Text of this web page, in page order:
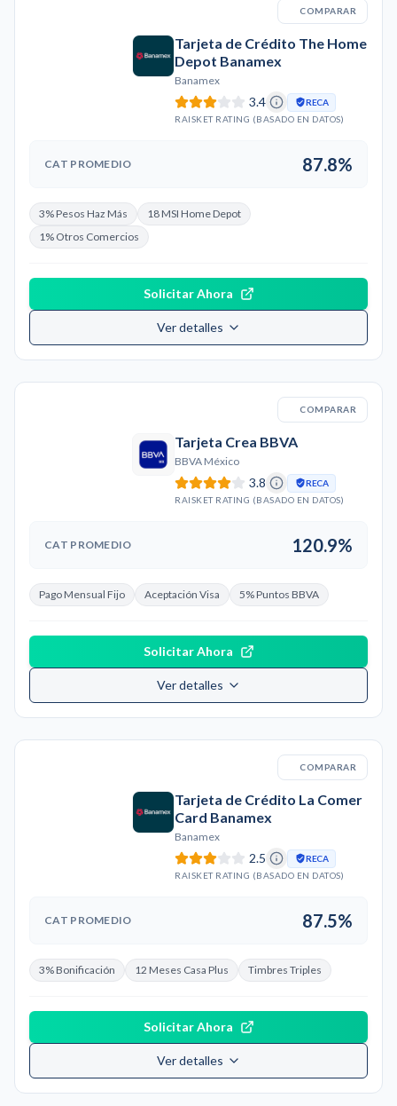
COMPARAR
Tarjeta de Crédito The Home
Depot Banamex
Banamex
3.4
RECA
RAISKET RATING (BASADO EN DATOS)
CAT PROMEDIO 87.8%
3% Pesos Haz Más
18 MSI Home Depot
1% Otros Comercios
Solicitar Ahora
Ver detalles
COMPARAR
Tarjeta Crea BBVA
BBVA México
3.8
RECA
RAISKET RATING (BASADO EN DATOS)
CAT PROMEDIO 120.9%
Pago Mensual Fijo Aceptación Visa 5% Puntos BBVA
Solicitar Ahora
Ver detalles
COMPARAR
Tarjeta de Crédito La Comer
Card Banamex
Banamex
2.5
RECA
RAISKET RATING (BASADO EN DATOS)
CAT PROMEDIO 87.5%
3% Bonificación 12 Meses Casa Plus Timbres Triples
Solicitar Ahora
Ver detalles